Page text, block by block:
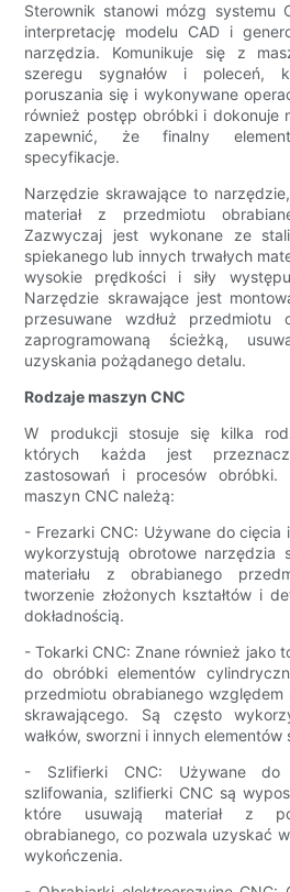
Sterownik stanowi mózg systemu
interpretację modelu CAD i
narzędzia. Komunikuje się z
szeregu sygnałów i poleceń,
poruszania się i wykonywane
również postęp obróbki i dokonuje
zapewnić, że finalny
specyfikacje.
Narzędzie skrawające to
materiał z przedmiotu
Zazwyczaj jest wykonane ze
spiekanego lub innych trwałych
wysokie prędkości i siły
Narzędzie skrawające jest
przesuwane wzdłuż przedmiotu
zaprogramowaną ścieżką,
uzyskania pożądanego detalu.
Rodzaje maszyn CNC
W produkcji stosuje się kilka
których każda jest
zastosowań i procesów obróbki.
maszyn CNC należą:
- Frezarki CNC: Używane do cięcia
wykorzystują obrotowe narzędzia
materiału z obrabianego
tworzenie złożonych kształtów i
dokładnością.
- Tokarki CNC: Znane również jako
do obróbki elementów
przedmiotu obrabianego względem
skrawającego. Są często
wałków, sworzni i innych
- Szlifierki CNC: Używane do
szlifowania, szlifierki CNC są
które usuwają materiał z
obrabianego, co pozwala uzyskać
wykończenia.